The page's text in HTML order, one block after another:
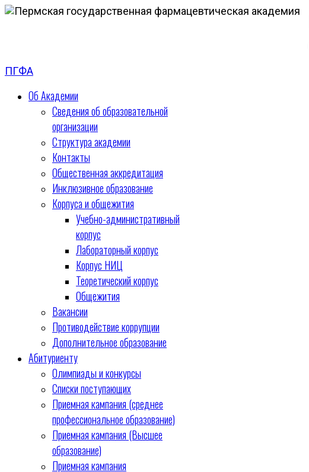
ПГФА
Об Академии
Сведения об образовательной
организации
Структура академии
Контакты
Общественная аккредитация
Инклюзивное образование
Корпуса и общежития
Учебно-административный
корпус
Лабораторный корпус
Корпус НИЦ
Теоретический корпус
Общежития
Вакансии
Противодействие коррупции
Дополнительное образование
Абитуриенту
Олимпиады и конкурсы
Списки поступающих
Приемная кампания (среднее
профессиональное образование)
Приемная кампания (Высшее
образование)
Приемная кампания